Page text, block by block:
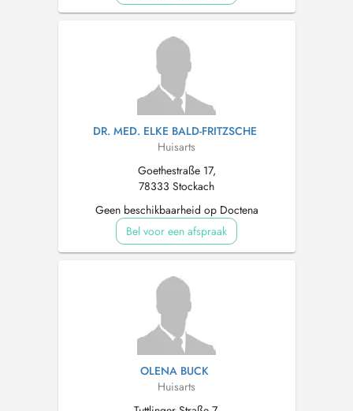
DR. MED. ELKE BALD-FRITZSCHE
Huisarts
Goethestraße 17,
78333 Stockach
Geen beschikbaarheid op Doctena
Bel voor een afspraak
OLENA BUCK
Huisarts